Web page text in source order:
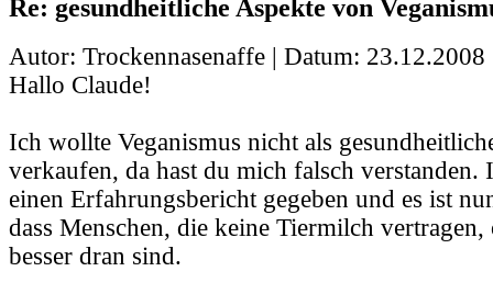
Re: gesundheitliche Aspekte von
Autor: Trockennasenaffe | Datum: 23.12.2008
Hallo Claude!
Ich wollte Veganismus nicht als
verkaufen, da hast du mich falsch verstanden.
einen Erfahrungsbericht gegeben und es ist
dass Menschen, die keine Tiermilch
besser dran sind.